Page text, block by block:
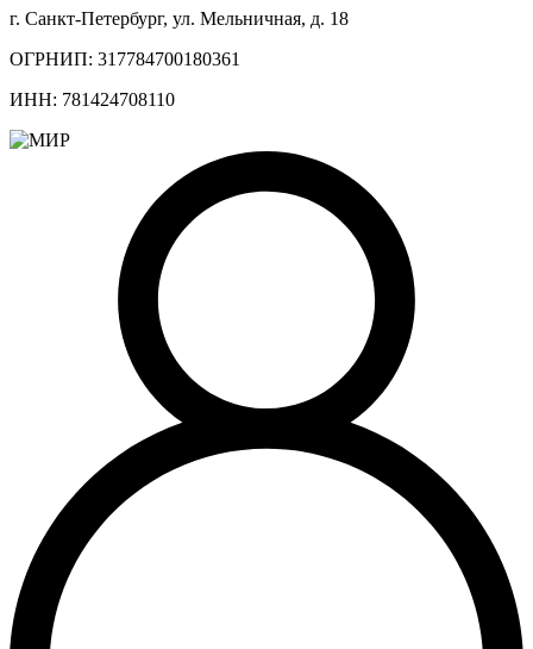
г. Санкт-Петербург, ул. Мельничная, д. 18
ОГРНИП: 317784700180361
ИНН: 781424708110